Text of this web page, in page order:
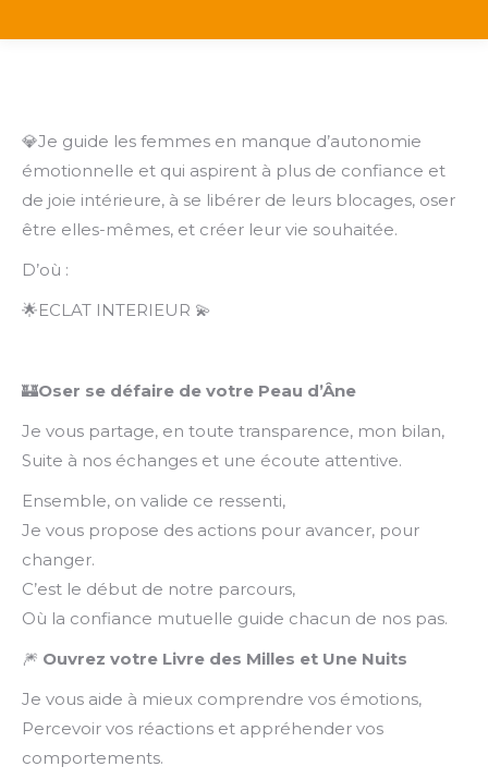
💎Je guide les femmes en manque d’autonomie
émotionnelle et qui aspirent à plus de confiance et
de joie intérieure, à se libérer de leurs blocages, oser
être elles-mêmes, et créer leur vie souhaitée.
D’où :
🌟ECLAT INTERIEUR 💫
🏰Oser se défaire de votre Peau d’Âne
Je vous partage, en toute transparence, mon bilan,
Suite à nos échanges et une écoute attentive.
Ensemble, on valide ce ressenti,
Je vous propose des actions pour avancer, pour
changer.
C’est le début de notre parcours,
Où la confiance mutuelle guide chacun de nos pas.
🎆 Ouvrez votre Livre des Milles et Une Nuits
Je vous aide à mieux comprendre vos émotions,
Percevoir vos réactions et appréhender vos
comportements.